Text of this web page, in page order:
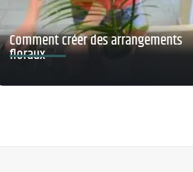
Comment créer des arrangements
floraux